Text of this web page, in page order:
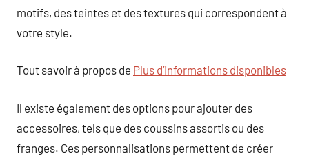
motifs, des teintes et des textures qui correspondent à
votre style.
Tout savoir à propos de Plus d’informations disponibles
Il existe également des options pour ajouter des
accessoires, tels que des coussins assortis ou des
franges. Ces personnalisations permettent de créer